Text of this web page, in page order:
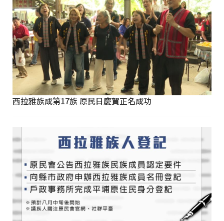
西拉雅族成第17族 原民日慶賀正名成功